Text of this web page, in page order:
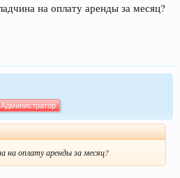
на оплату аренды за месяц?
Администратор
на оплату аренды за месяц?